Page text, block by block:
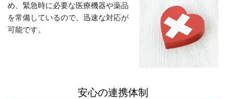
め、緊急時に必要な医療機器や薬品
を常備しているので、迅速な対応が
可能です。
安心の連携体制